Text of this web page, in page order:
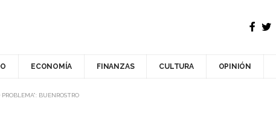
ECONOMÍA FINANZAS CULTURA OPINIÓN
BUENROSTRO